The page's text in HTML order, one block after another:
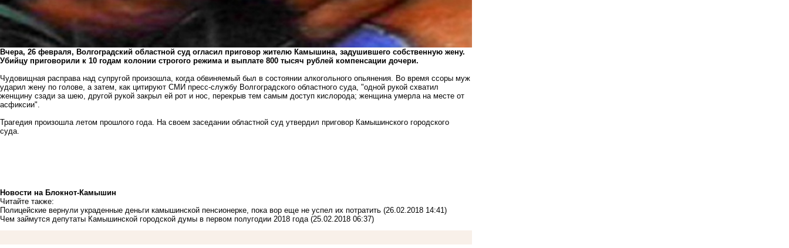
Вчера, 26 февраля, Волгоградский областной суд огласил приговор жителю Камышина, задушившего собственную жену.
Убийцу приговорили к 10 годам колонии строгого режима и выплате 800 тысяч рублей компенсации дочери.
Чудовищная расправа над супругой произошла, когда обвиняемый был в состоянии алкогольного опьянения. Во время ссоры муж
ударил жену по голове, а затем, как цитируют СМИ пресс-службу Волгоградского областного суда, "одной рукой схватил
женщину сзади за шею, другой рукой закрыл ей рот и нос, перекрыв тем самым доступ кислорода; женщина умерла на месте от
асфиксии".
Трагедия произошла летом прошлого года. На своем заседании областной суд утвердил приговор Камышинского городского
суда.
Новости на Блoкнoт-Камышин
Читайте также:
Полицейские вернули украденные деньги камышинской пенсионерке, пока вор еще не успел их потратить (26.02.2018 14:41)
Чем займутся депутаты Камышинской городской думы в первом полугодии 2018 года (25.02.2018 06:37)